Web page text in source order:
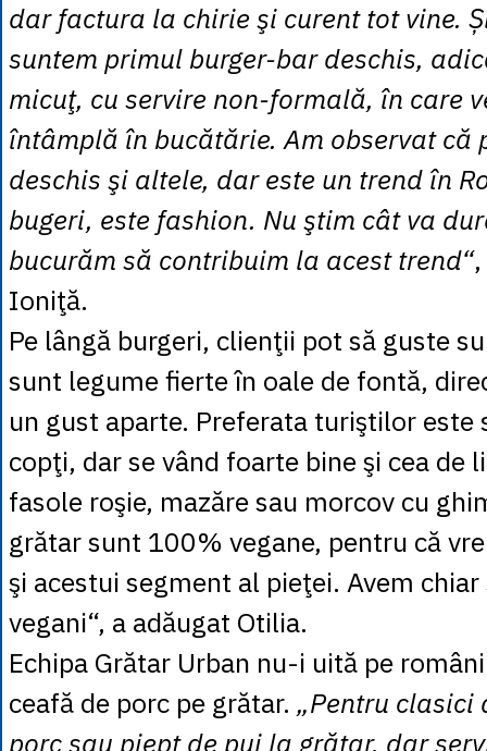
dar factura la chirie şi curent tot vine.
suntem primul burger-bar deschis,
micuţ, cu servire non-formală, în care
întâmplă în bucătărie. Am observat că
deschis şi altele, dar este un trend în
bugeri, este fashion. Nu ştim cât va
bucurăm să contribuim la acest trend“
Ioniţă.
Pe lângă burgeri, clienţii pot să guste
sunt legume fierte în oale de fontă,
un gust aparte. Preferata turiştilor este
copţi, dar se vând foarte bine şi cea de
fasole roşie, mazăre sau morcov cu
grătar sunt 100% vegane, pentru că
şi acestui segment al pieţei. Avem
vegani“, a adăugat Otilia.
Echipa Grătar Urban nu-i uită pe
ceafă de porc pe grătar. „Pentru clasici
porc sau piept de pui la grătar, dar